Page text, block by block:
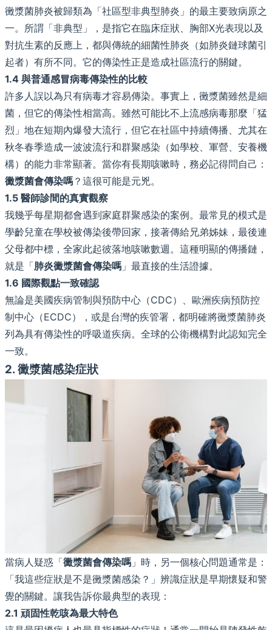
黴漿菌肺炎被歸類為「社區型非典型肺炎」的最主要致病原之
一。所謂「非典型」，是指它在臨床症狀、胸部X光表現以及
對抗生素的反應上，都與傳統的細菌性肺炎（如肺炎鏈球菌引
起者）有所不同。它的傳染性正是造成社區流行的關鍵。
1.4 與普通感冒病毒傳染性的比較
許多人誤以為只有病毒才容易傳染。事實上，黴漿菌雖然是細
菌，但它的傳染性相當高。雖然可能比不上流感病毒那麼「猛
烈」地在短期內爆發大流行，但它在社區中持續傳播、尤其在
秋冬春季造成一波波流行和群聚感染（如學校、軍營、安養機
構）的能力非常顯著。當你有長期咳嗽時，務必記得問自己：
黴漿菌會傳染嗎 ？這很可能是元兇。
1.5 醫師診間的真實觀察
我幾乎每星期都會遇到家庭群聚感染的案例。最常見的模式是
學齡兒童在學校被傳染後帶回家，接著傳給兄弟姊妹，最後連
父母都中標，全家此起彼落地咳嗽數週。這種明顯的傳播鏈，
就是「肺炎黴漿菌會傳染嗎 」最直接的生活證據。
1.6 國際觀點一致確認
無論是美國疾病管制與預防中心（CDC）、歐洲疾病預防控
制中心（ECDC），或是台灣的疾管署，都明確將黴漿菌肺炎
列為具有傳染性的呼吸道疾病。全球的公衛機構對此認知完全
一致。
2. 黴漿菌感染症狀
當病人疑惑「黴漿菌會傳染嗎 」時，另一個核心問題通常是：
「我這些症狀是不是黴漿菌感染？」辨識症狀是早期懷疑和警
覺的關鍵。讓我告訴你最典型的表現：
2.1 頑固性乾咳為最大特色